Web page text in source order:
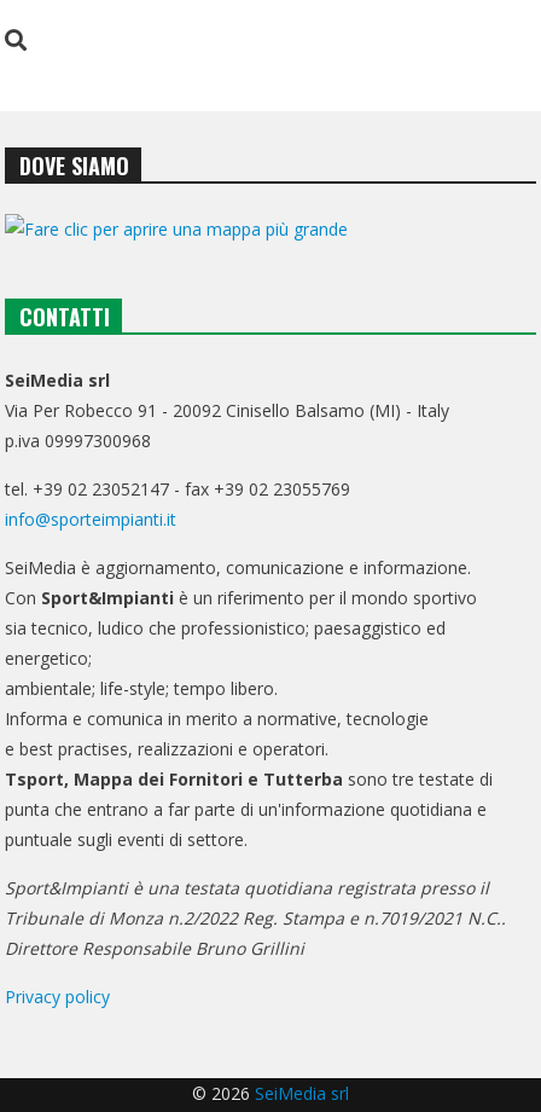
DOVE SIAMO
CONTATTI
SeiMedia srl
Via Per Robecco 91 - 20092 Cinisello Balsamo (MI) - Italy
p.iva 09997300968
tel. +39 02 23052147 - fax +39 02 23055769
info@sporteimpianti.it
SeiMedia è aggiornamento, comunicazione e informazione.
Con Sport&Impianti è un riferimento per il mondo sportivo
sia tecnico, ludico che professionistico; paesaggistico ed
energetico;
ambientale; life-style; tempo libero.
Informa e comunica in merito a normative, tecnologie
e best practises, realizzazioni e operatori.
Tsport, Mappa dei Fornitori e Tutterba sono tre testate di
punta che entrano a far parte di un'informazione quotidiana e
puntuale sugli eventi di settore.
Sport&Impianti è una testata quotidiana registrata presso il
Tribunale di Monza n.2/2022 Reg. Stampa e n.7019/2021 N.C..
Direttore Responsabile Bruno Grillini
Privacy policy
© 2026 SeiMedia srl